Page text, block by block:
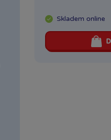
Skladem online